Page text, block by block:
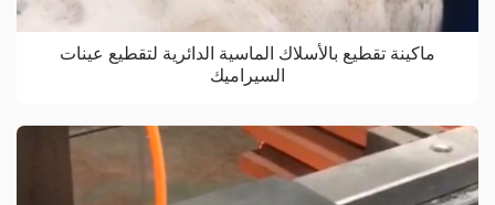
ماكينة تقطيع بالأسلاك الماسية الدائرية لتقطيع عينات
السيراميك